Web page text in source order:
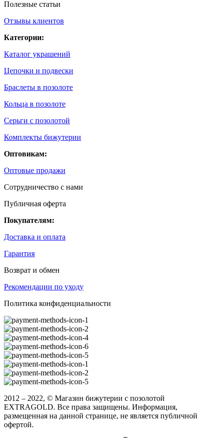
Полезные статьи
Отзывы клиентов
Категории:
Каталог украшений
Цепочки и подвески
Браслеты в позолоте
Кольца в позолоте
Серьги с позолотой
Комплекты бижутерии
Оптовикам:
Оптовые продажи
Сотрудничество с нами
Публичная оферта
Покупателям:
Доставка и оплата
Гарантия
Возврат и обмен
Рекомендации по уходу
Политика конфиденциальности
2012 – 2022, © Магазин бижутерии с позолотой
EXTRAGOLD. Все права защищены. Информация,
размещенная на данной странице, не является публичной
офертой.